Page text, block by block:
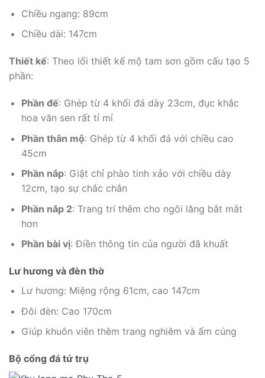
Chiều ngang: 89cm
Chiều dài: 147cm
Thiết kế: Theo lối thiết kế mộ tam sơn gồm cấu tạo 5
phần:
Phần đế: Ghép từ 4 khối đá dày 23cm, đục khắc
hoa văn sen rất tỉ mỉ
Phần thân mộ: Ghép từ 4 khối đá với chiều cao
45cm
Phần nắp: Giật chỉ phào tinh xảo với chiều dày
12cm, tạo sự chắc chắn
Phần nắp 2: Trang trí thêm cho ngôi lăng bắt mắt
hơn
Phần bài vị: Điền thông tin của người đã khuất
Lư hương và đèn thờ
Lư hương: Miệng rộng 61cm, cao 147cm
Đôi đèn: Cao 170cm
Giúp khuôn viên thêm trang nghiêm và ấm cúng
Bộ cổng đá tứ trụ